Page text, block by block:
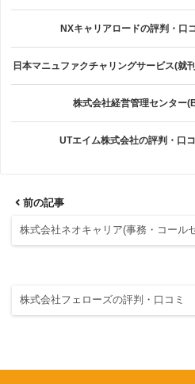
NXキャリアロードの評判・口
日本マニュファクチャリングサービス(就
株式会社経営管理センター
UTエイム株式会社の評判・口
前の記事
株式会社ネオキャリア(事務・コール
株式会社フェローズの評判・口コミ